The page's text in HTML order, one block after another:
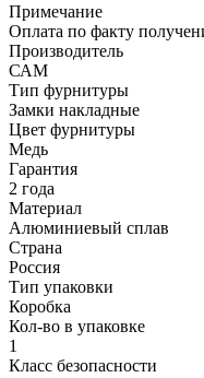
Примечание
Оплата по факту
Производитель
САМ
Тип фурнитуры
Замки накладные
Цвет фурнитуры
Медь
Гарантия
2 года
Материал
Алюминиевый сплав
Страна
Россия
Тип упаковки
Коробка
Кол-во в упаковке
1
Класс безопасности